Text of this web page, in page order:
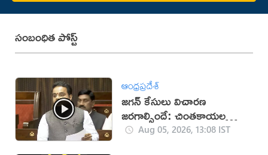
సంబంధిత పోస్ట్
ఆంధ్రప్రదేశ్
జగన్ కేసులు విచారణ
జరగాల్సిందే: చింతకాయల
విజయ్Aug 05, 2026, 13:08 IST